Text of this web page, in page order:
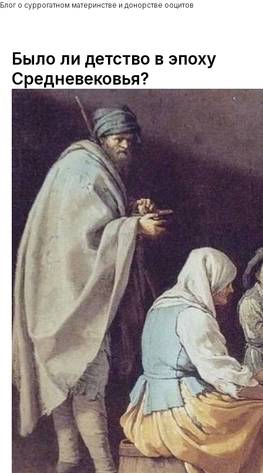
Блог о суррогатном материнстве и донорстве ооцитов
Было ли детство в эпоху
Средневековья?